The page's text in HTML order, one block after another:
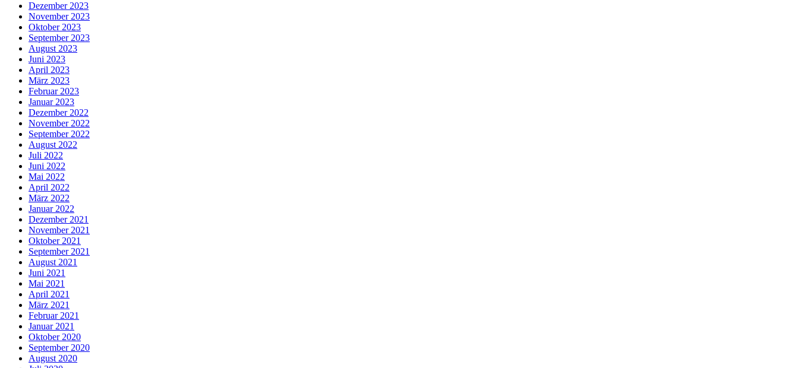
Dezember 2023
November 2023
Oktober 2023
September 2023
August 2023
Juni 2023
April 2023
März 2023
Februar 2023
Januar 2023
Dezember 2022
November 2022
September 2022
August 2022
Juli 2022
Juni 2022
Mai 2022
April 2022
März 2022
Januar 2022
Dezember 2021
November 2021
Oktober 2021
September 2021
August 2021
Juni 2021
Mai 2021
April 2021
März 2021
Februar 2021
Januar 2021
Oktober 2020
September 2020
August 2020